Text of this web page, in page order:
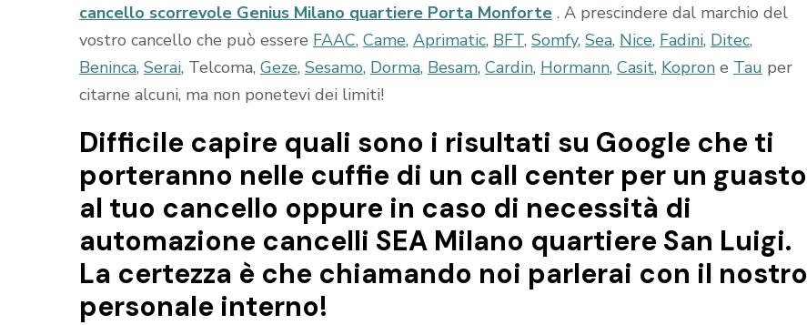
cancello scorrevole Genius Milano quartiere Porta Monforte . A prescindere dal marchio del
vostro cancello che può essere FAAC, Came, Aprimatic, BFT, Somfy, Sea, Nice, Fadini, Ditec,
Beninca, Serai, Telcoma, Geze, Sesamo, Dorma, Besam, Cardin, Hormann, Casit, Kopron e Tau per
citarne alcuni, ma non ponetevi dei limiti!
Difficile capire quali sono i risultati su Google che ti
porteranno nelle cuffie di un call center per un guasto
al tuo cancello oppure in caso di necessità di
automazione cancelli SEA Milano quartiere San Luigi.
La certezza è che chiamando noi parlerai con il nostro
personale interno!